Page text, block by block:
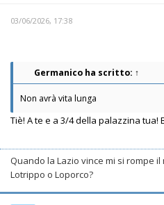
03/06/2026, 17:38
Germanico ha scritto: ↑
Non avrà vita lunga
Tiè! A te e a 3/4 della palazzina tua!
Quando la Lazio vince mi si rompe il
Lotrippo o Loporco?